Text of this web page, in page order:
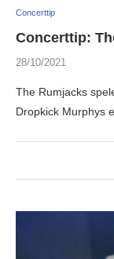
Concerttip
Concerttip:
28/10/2021
The Rumjacks
Dropkick Murphys